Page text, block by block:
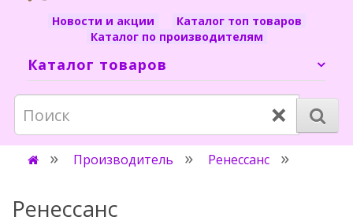
Новости и акции
Каталог топ товаров
Каталог по производителям
Каталог товаров
×
Производитель Ренессанс
Ренессанс